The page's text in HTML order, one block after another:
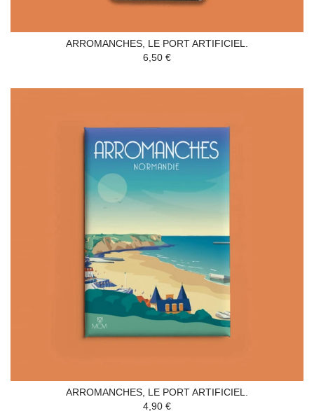
ARROMANCHES, LE PORT ARTIFICIEL.
6,50 €
ARROMANCHES, LE PORT ARTIFICIEL.
4,90 €